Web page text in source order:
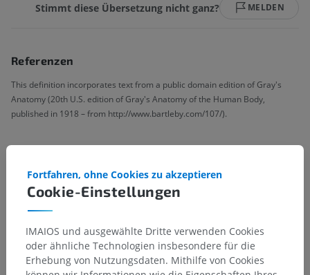
Stimmt diese Übersetzung nicht ganz? MELDEN
Referenzen
This definition incorporates text from a public domain edition of Gray's
Anatomy (20th U.S. edition of Gray's Anatomy of the Human Body,
published in 1918 – from http://www.bartleby.com/107/).
Anatomische Hierarchie
Menschlicher Körper> Muskuloskelettale Systeme
Skelettsystem> Kehlkopfknorpel>
Cookie-Einstellungen
Fortfahren, ohne Cookies zu akzeptieren
IMAIOS und ausgewählte Dritte verwenden Cookies
oder ähnliche Technologien insbesondere für die
Erhebung von Nutzungsdaten. Mithilfe von Cookies